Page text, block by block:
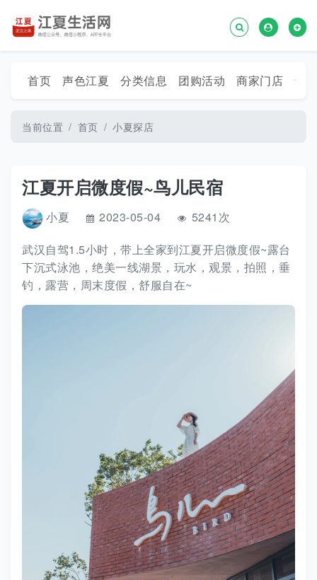
首页 声色江夏 分类信息 团购活动 商家门店 话
当前位置 首页 小夏探店
江夏开启微度假~鸟儿民宿
小夏 2023-05-04
5241次
武汉自驾1.5小时，带上全家到江夏开启微度假~露台
下沉式泳池，绝美一线湖景，玩水，观景，拍照，垂
钓，露营，周末度假，舒服自在~